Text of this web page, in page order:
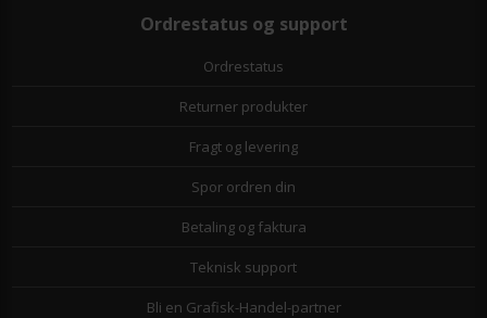
Ordrestatus og support
Ordrestatus
Returner produkter
Fragt og levering
Spor ordren din
Betaling og faktura
Teknisk support
Bli en Grafisk-Handel-partner